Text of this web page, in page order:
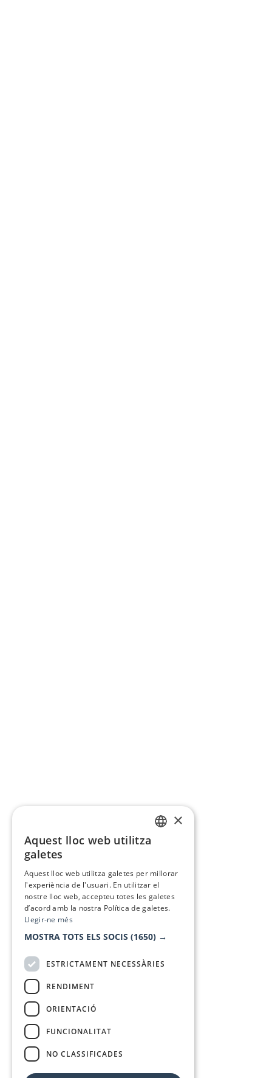
×
Aquest lloc web utilitza
galetes
Aquest lloc web utilitza galetes per millorar
l'experiència de l'usuari. En utilitzar el
nostre lloc web, accepteu totes les galetes
d’acord amb la nostra Política de galetes.
Llegir-ne més
MOSTRA TOTS ELS SOCIS (1650) →
ESTRICTAMENT NECESSÀRIES
RENDIMENT
ORIENTACIÓ
FUNCIONALITAT
NO CLASSIFICADES